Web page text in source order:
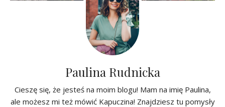
Paulina Rudnicka
Cieszę się, że jesteś na moim blogu! Mam na imię Paulina,
ale możesz mi też mówić Kapuczina! Znajdziesz tu pomysły